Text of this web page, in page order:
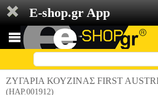
E-shop.gr App
ΖΥΓΑΡΙΑ ΚΟΥΖΙΝΑΣ FIRST
(HAP.001912)